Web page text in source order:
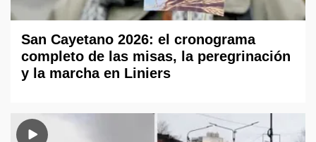
San Cayetano 2026: el cronograma
completo de las misas, la peregrinación
y la marcha en Liniers